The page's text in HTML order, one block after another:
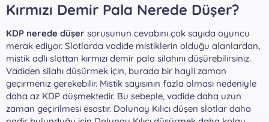
Kırmızı Demir Pala Nerede Düşer?​
KDP nerede düşer sorusunun cevabını çok sayıda oyuncu
merak ediyor. Slotlarda vadide mistiklerin olduğu alanlardan,
mistik adlı slottan kırmızı demir pala silahını düşürebilirsiniz.
Vadiden silahı düşürmek için, burada bir hayli zaman
geçirmeniz gerekebilir. Mistik sayısının fazla olması nedeniyle
daha az KDP düşmektedir. Bu sebeple, vadide daha uzun
zaman geçirilmesi esastır. Dolunay Kılıcı düşen slotlar daha